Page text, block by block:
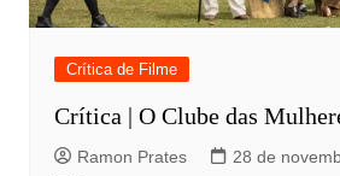
Crítica de Filme
Crítica | O Clube das
Ramon Prates
28 de